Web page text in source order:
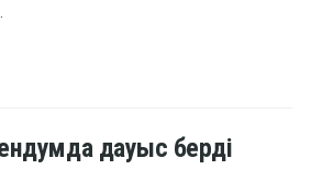
дауыс берді